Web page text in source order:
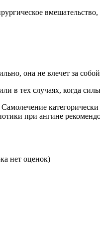
она не влечет за
в тех случаях, когда
при ангине
нет оценок)